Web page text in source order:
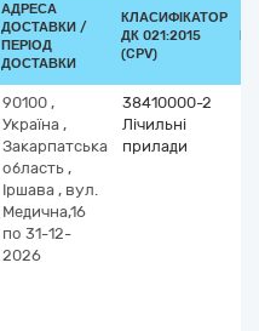
АДРЕСА
ДОСТАВКИ /
ПЕРІОД
ДОСТАВКИ
КЛАСИФІКАТОР
ДК 021:2015
(CPV)
90100 ,
Україна ,
Закарпатська
область ,
Іршава , вул.
Медична,16
по 31-12-
2026
38410000-2
Лічильні
прилади